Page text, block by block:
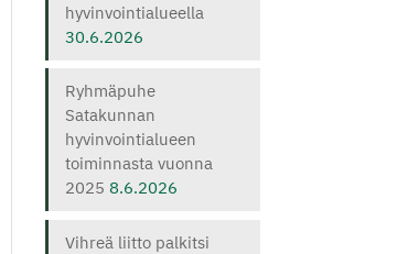
hyvinvointialueella
30.6.2026
Ryhmäpuhe
Satakunnan
hyvinvointialueen
toiminnasta vuonna
2025 8.6.2026
Vihreä liitto palkitsi